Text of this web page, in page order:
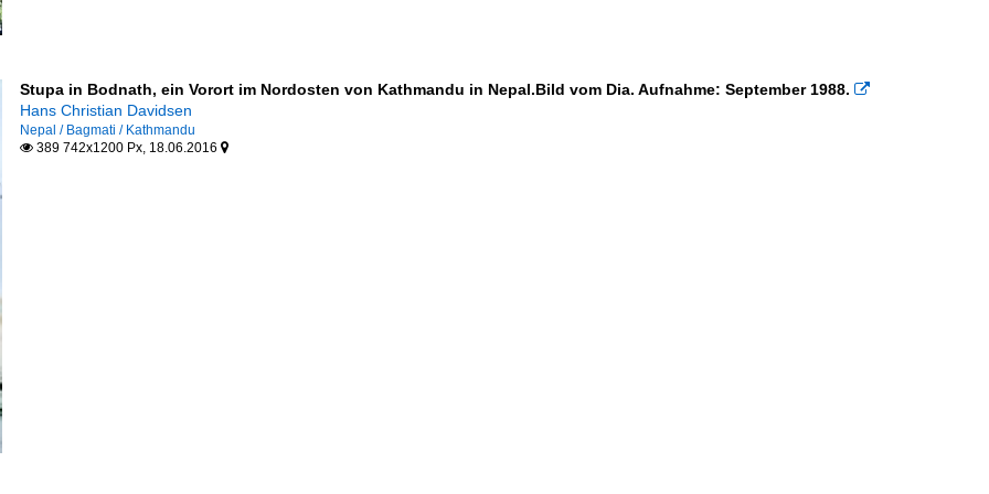
Stupa in Bodnath, ein Vorort im Nordosten von Kathmandu in Nepal.Bild vom Dia. Aufnahme: September 1988. 
Hans Christian Davidsen
Nepal / Bagmati / Kathmandu
389 742x1200 Px, 18.06.2016 